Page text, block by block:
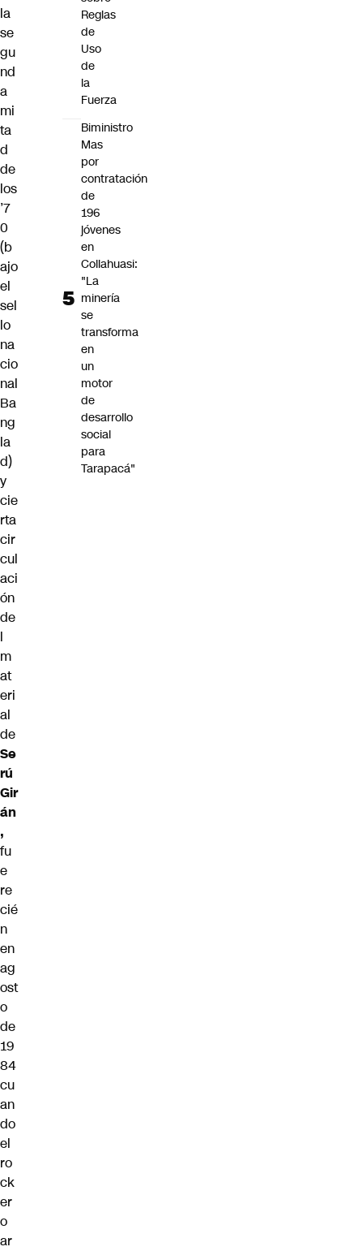
la
se
gu
nd
a
mi
ta
d
de
los
’7
0
(b
ajo
el
sel
lo
na
cio
nal
Ba
ng
la
d)
y
cie
rta
cir
cul
aci
ón
de
l
m
at
eri
al
de
Se
rú
Gir
án
,
fu
e
re
cié
n
en
ag
ost
o
de
19
84
cu
an
do
el
ro
ck
er
o
ar
Reglas
de
Uso
de
la
Fuerza
Biministro
Mas
por
contratación
de
196
jóvenes
en
Collahuasi:
"La
minería
se
transforma
en
un
motor
de
desarrollo
social
para
Tarapacá"